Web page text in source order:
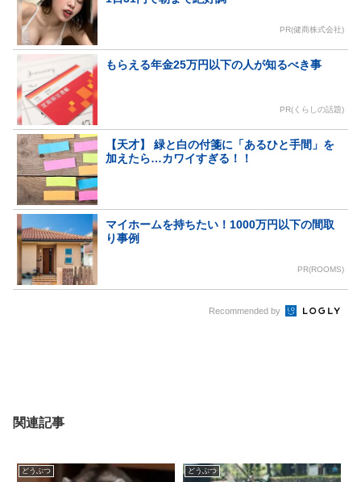
PR(健商株式会社)
もらえる年金25万円以下の人が知るべき事
PR(くらしの話題)
【天才】 緑と白の付箋に「あるひと手間」を
加えたら…カワイすぎる！！
マイホームを持ちたい！1000万円以下の間取
り事例
PR(ROOMS)
Recommended by
関連記事
どうぶつ どうぶつ